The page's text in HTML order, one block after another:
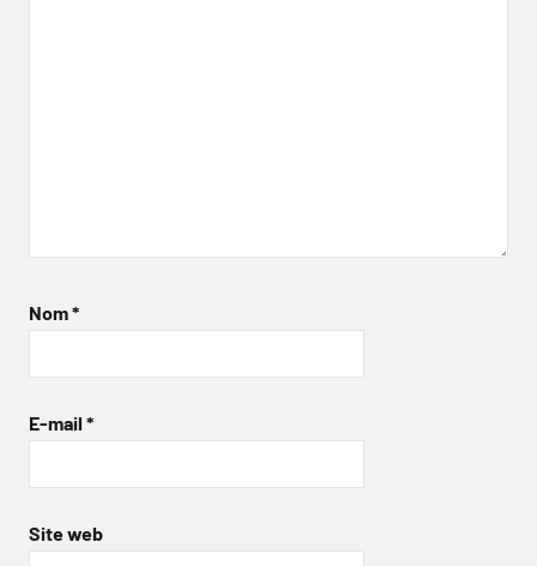
Nom*
E-mail *
Site web